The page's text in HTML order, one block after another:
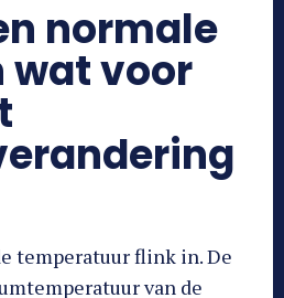
normale
wat voor
temperatuur flink in. De
van de